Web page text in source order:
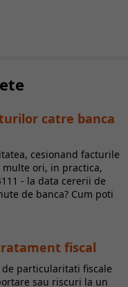
catre banca
cesionand facturile
ori, in practica,
- la data cererii de
de banca? Cum poti
fiscal
particularitati fiscale
sau riscuri la un